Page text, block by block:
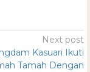
Next post
Kasuari Ikuti
Tamah Dengan